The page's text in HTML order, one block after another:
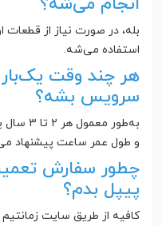
بله، در صورت نیاز از قطعات
استفاده می‌شه.
هر چند وقت
سرویس بشه؟
به‌طور
و طول عمر ساعت پیشنهاد
چطور سفارش
پیپل بدم؟
کافیه از طریق سایت